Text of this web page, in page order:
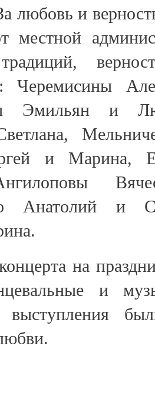
любовь и
местной
Черемисины
Эмильян и
и Марина,
Анатолий и
на
и
выступления